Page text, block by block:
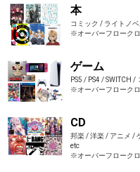
本
コミック / ライトノ
※オーバーフローク
ゲーム
PS5 / PS4 / SWITCH
※オーバーフローク
CD
邦楽 / 洋楽 / アニメ /
etc
※オーバーフローク